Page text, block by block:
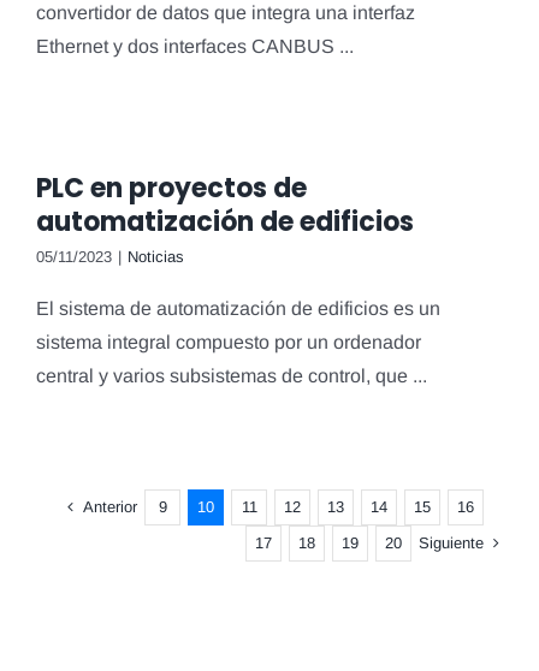
convertidor de datos que integra una interfaz
Ethernet y dos interfaces CANBUS ...
PLC en proyectos de
automatización de edificios
05/11/2023 | Noticias
El sistema de automatización de edificios es un
sistema integral compuesto por un ordenador
central y varios subsistemas de control, que ...
Anterior 9 10 11 12 13 14 15
16
17
18 19 20 Siguiente